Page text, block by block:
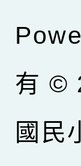
有 ©
國民